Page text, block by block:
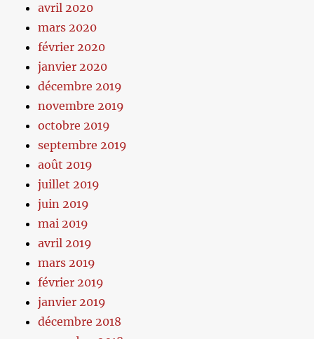
avril 2020
mars 2020
février 2020
janvier 2020
décembre 2019
novembre 2019
octobre 2019
septembre 2019
août 2019
juillet 2019
juin 2019
mai 2019
avril 2019
mars 2019
février 2019
janvier 2019
décembre 2018